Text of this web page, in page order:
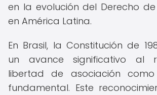
en la evolución del Derecho de
en América Latina.
En Brasil, la Constitución de
un avance significativo al
libertad de asociación
fundamental. Este